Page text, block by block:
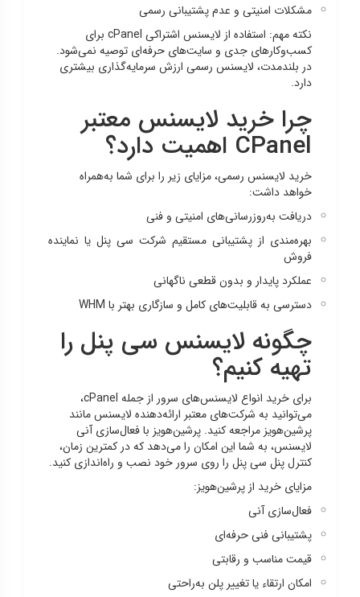
مشکلات امنیتی و عدم پشتیبانی رسمی
نکته مهم: استفاده از لایسنس اشتراکی cPanel برای
کسب‌وکارهای جدی و سایت‌های حرفه‌ای توصیه نمی‌شود.
در بلندمدت، لایسنس رسمی ارزش سرمایه‌گذاری بیشتری
دارد.
چرا خرید لایسنس معتبر
CPanel اهمیت دارد؟
خرید لایسنس رسمی، مزایای زیر را برای شما به‌همراه
خواهد داشت:
دریافت به‌روزرسانی‌های امنیتی و فنی
بهره‌مندی از پشتیبانی مستقیم شرکت سی پنل یا نماینده
فروش
عملکرد پایدار و بدون قطعی ناگهانی
دسترسی به قابلیت‌های کامل و سازگاری بهتر با WHM
چگونه لایسنس سی پنل را
تهیه کنیم؟
برای خرید انواع لایسنس‌های سرور از جمله cPanel،
می‌توانید به شرکت‌های معتبر ارائه‌دهنده لایسنس مانند
پرشین‌هویز مراجعه کنید. پرشین‌هویز با فعال‌سازی آنی
لایسنس، به شما این امکان را می‌دهد که در کمترین زمان،
کنترل پنل سی پنل را روی سرور خود نصب و راه‌اندازی کنید.
مزایای خرید از پرشین‌هویز:
فعال‌سازی آنی
پشتیبانی فنی حرفه‌ای
قیمت مناسب و رقابتی
امکان ارتقاء یا تغییر پلن به‌راحتی